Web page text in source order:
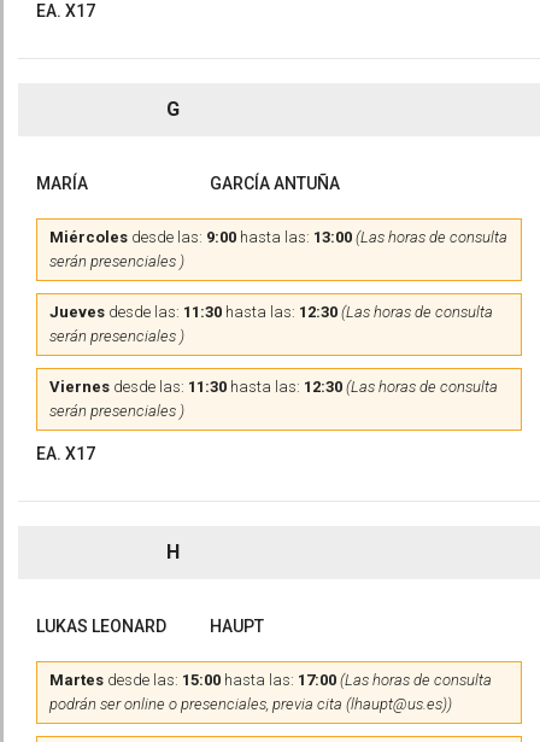
EA. X17
G
MARÍA GARCÍA ANTUÑA
Miércoles desde las: 9:00 hasta las: 13:00 (Las horas de consulta
serán presenciales )
Jueves desde las: 11:30 hasta las: 12:30 (Las horas de consulta
serán presenciales )
Viernes desde las: 11:30 hasta las: 12:30 (Las horas de consulta
serán presenciales )
EA. X17
H
LUKAS LEONARD HAUPT
Martes desde las: 15:00 hasta las: 17:00 (Las horas de consulta
podrán ser online o presenciales, previa cita (lhaupt@us.es))